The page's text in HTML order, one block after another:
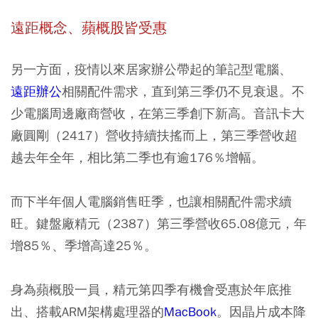
遠距概念、蘋概股皆受惠
另一方面，疫情以來居家辦公帶起的筆記型電腦、
遠距辦公相關配件需求，直到第三季仍不見衰退。不
少電腦周邊廠商營收，在第三季創下新高。音訊卡大
廠圓剛（2417）營收持續扶搖而上，第三季營收超
越去年全年，相比第二季也有逾176％增幅。
而下半年個人電腦銷售旺季，也讓相關配件需求續
旺。鍵盤廠精元（2387）第三季營收65.08億元，年
增85％、季增高達25％。
身為蘋概股一員，精元第四季有機會受惠於年底推
出、搭載ARM架構處理器的MacBook。因晶片成本降